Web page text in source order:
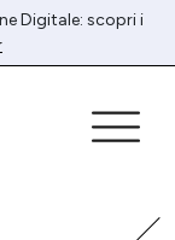
Digitale: scopri i